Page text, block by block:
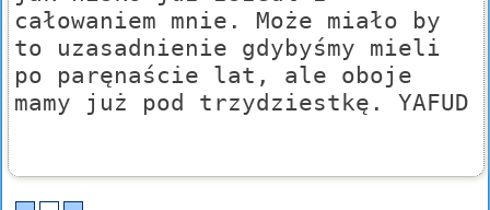
całowaniem mnie. Może miało by
to uzasadnienie gdybyśmy mieli
po paręnaście lat, ale oboje
mamy już pod trzydziestkę. YAFUD